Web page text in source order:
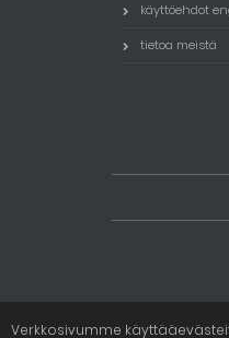
käyttöehdot
tietoa meistä
Verkkosivumme